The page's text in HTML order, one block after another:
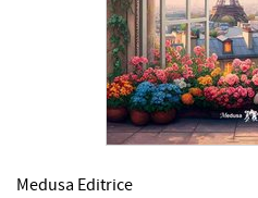
Medusa Editrice